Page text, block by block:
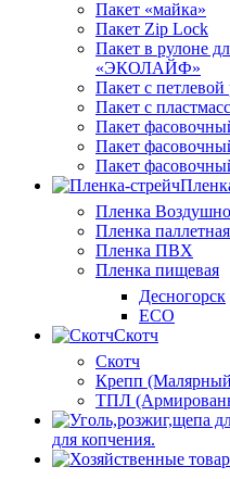
Пакет «майка»
Пакет Zip Lock
Пакет в рулоне
«ЭКОЛАЙФ»
Пакет с петлевой
Пакет с
Пакет
Пакет
Пакет
Пленка
Пленка паллетная
Пленка ПВХ
Пленка пищевая
Десногорск
ECO
Скотч
Скотч
Крепп
ТПЛ
для копчения.